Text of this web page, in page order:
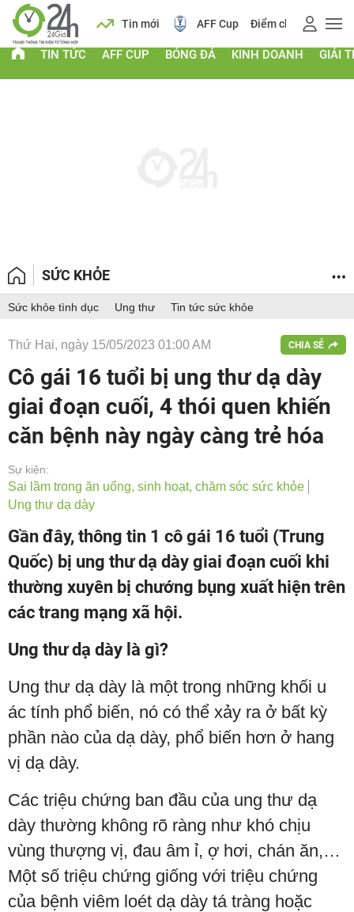
Lịch Tin mới AFF Cup Điểm chuẩn 2026
TIN TỨC AFF CUP BÓNG ĐÁ KINH DOANH GIẢI
SỨC KHỎE
Sức khỏe tình dục Ung thư Tin tức sức khỏe
Thứ Hai, ngày 15/05/2023 01:00 AM CHIA SẺ
Cô gái 16 tuổi bị ung thư dạ dày
giai đoạn cuối, 4 thói quen khiến
căn bệnh này ngày càng trẻ hóa
Sự kiện:
Sai lầm trong ăn uống, sinh hoạt, chăm sóc sức khỏe
Ung thư dạ dày
Gần đây, thông tin 1 cô gái 16 tuổi (Trung
Quốc) bị ung thư dạ dày giai đoạn cuối khi
thường xuyên bị chướng bụng xuất hiện trên
các trang mạng xã hội.
Ung thư dạ dày là gì?
Ung thư dạ dày là một trong những khối u
ác tính phổ biến, nó có thể xảy ra ở bất kỳ
phần nào của dạ dày, phổ biến hơn ở hang
vị dạ dày.
Các triệu chứng ban đầu của ung thư dạ
dày thường không rõ ràng như khó chịu
vùng thượng vị, đau âm ỉ, ợ hơi, chán ăn,…
Một số triệu chứng giống với triệu chứng
của bệnh viêm loét dạ dày tá tràng hoặc